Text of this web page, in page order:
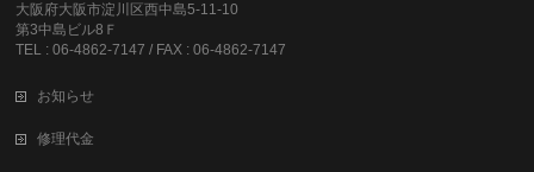
大阪府大阪市淀川区西中島5-11-10
第3中島ビル8Ｆ
TEL : 06-4862-7147 / FAX : 06-4862-7147
お知らせ
修理代金